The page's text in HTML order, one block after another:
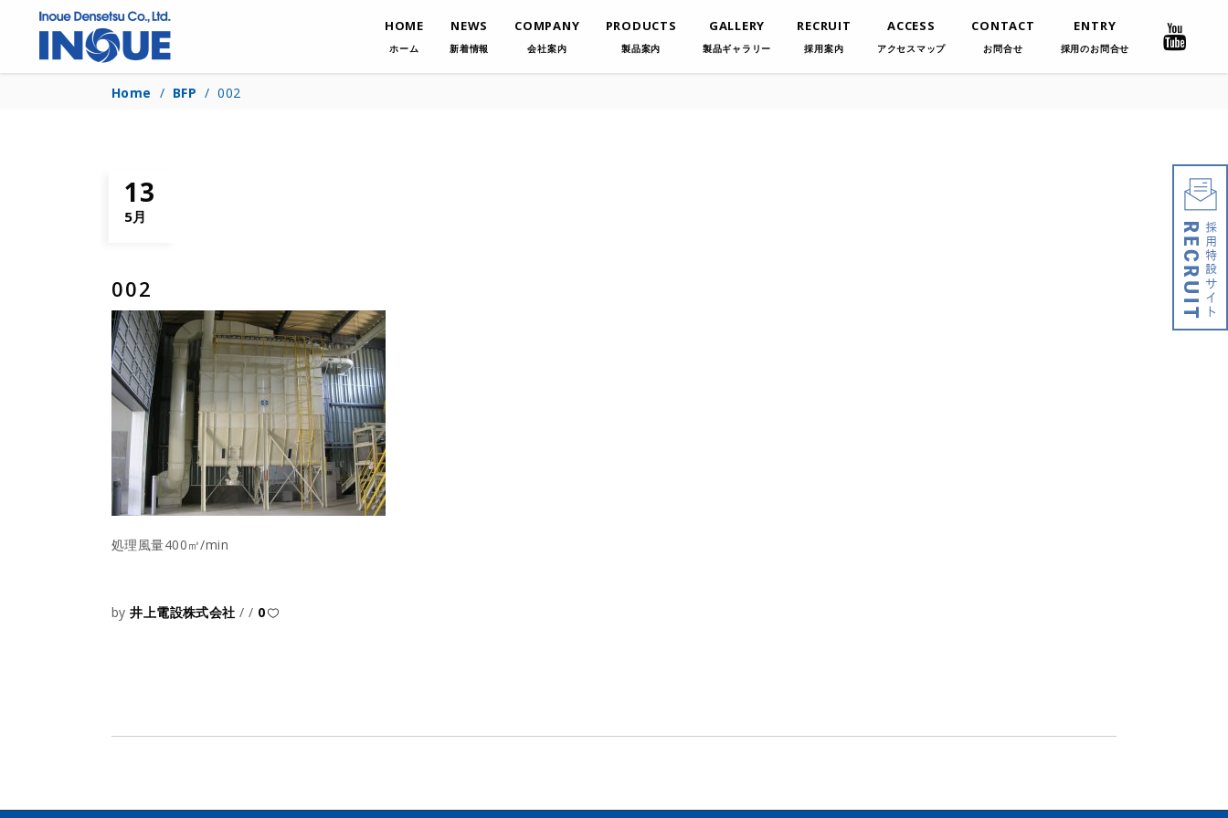
HOME
ホーム
NEWS
新着情報
COMPANY
会社案内
PRODUCTS
製品案内
GALLERY
製品ギャラリー
RECRUIT
採用案内
ACCESS
アクセスマップ
CONTACT
お問合せ
ENTRY
採用のお問合せ
Home / BFP /002
13
5月
002
処理風量400㎥/min
by井上電設株式会社 0